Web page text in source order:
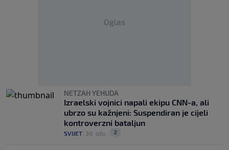
Oglas
NETZAH YEHUDA
Izraelski vojnici napali ekipu CNN-a, ali
ubrzo su kažnjeni: Suspendiran je cijeli
kontroverzni bataljun
SVIJET 30. ožu. 2